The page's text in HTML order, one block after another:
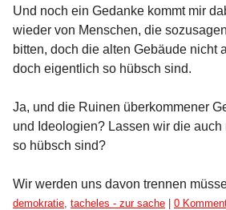
Und noch ein Gedanke kommt mir
wieder von Menschen, die
bitten, doch die alten Gebäude nicht
doch eigentlich so hübsch sind.
Ja, und die Ruinen überkommener
und Ideologien? Lassen wir die
so hübsch sind?
Wir werden uns davon trennen
Kategorien:
demokratie tacheles - zur sache
0